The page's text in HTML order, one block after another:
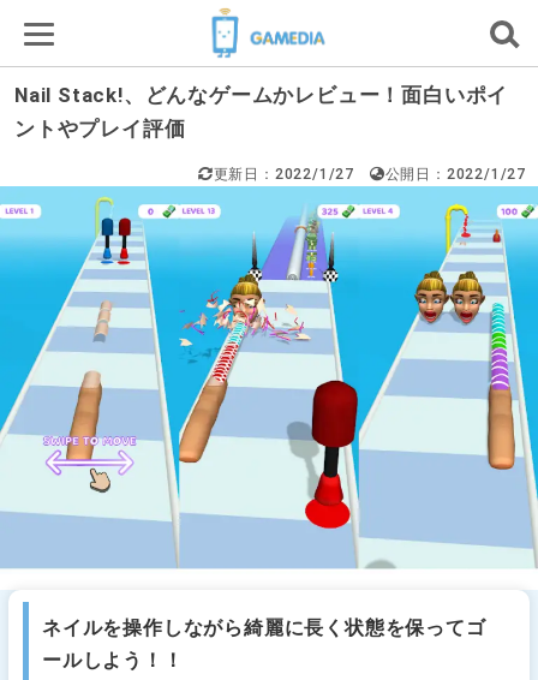
Nail Stack!、どんなゲームかレビュー！面白いポイ
ントやプレイ評価
更新日：2022/1/27 公開日：2022/1/27
ネイルを操作しながら綺麗に長く状態を保ってゴ
ールしよう！！